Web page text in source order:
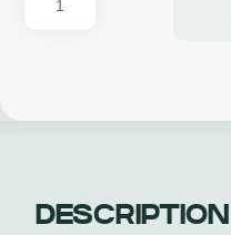
DESCRIPTION